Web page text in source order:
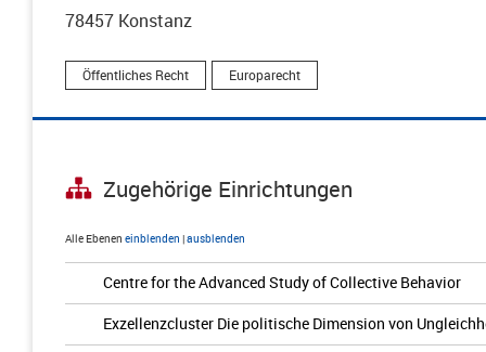
78457 Konstanz
Öffentliches Recht Europarecht
Zugehörige Einrichtungen
Alle Ebenen einblenden |ausblenden
Centre for the Advanced Study of Collective Behavior
Exzellenzcluster Die politische Dimension von